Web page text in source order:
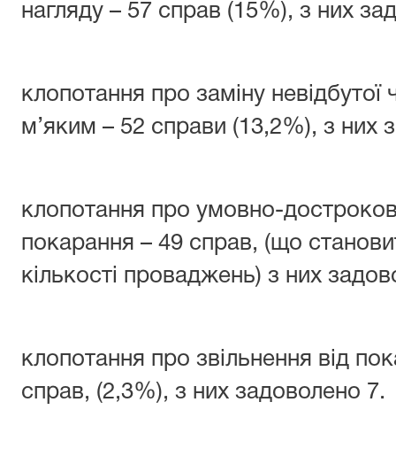
нагляду – 57 справ (15%), з них
клопотання про заміну
м’яким – 52 справи (13,2%), з них
клопотання про умовно-
покарання – 49 справ, (що
кількості проваджень) з них
клопотання про звільнення від
справ, (2,3%), з них задоволено 7.